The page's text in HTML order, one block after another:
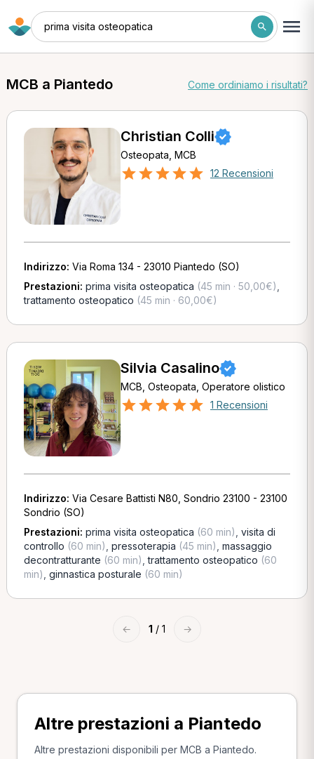
prima visita osteopatica
MCB a Piantedo Come ordiniamo i risultati?
Christian Colli
Osteopata, MCB
12 Recensioni
Indirizzo: Via Roma 134 - 23010 Piantedo (SO)
Prestazioni: prima visita osteopatica (45 min · 50,00€)
trattamento osteopatico (45 min · 60,00€)
Silvia Casalino
MCB, Osteopata, Operatore olistico
1 Recensioni
Indirizzo: Via Cesare Battisti N80, Sondrio 23100 - 23100
Sondrio (SO)
Prestazioni: prima visita osteopatica (60 min) visita di
controllo (60 min) pressoterapia (45 min) massaggio
decontratturante (60 min) ,trattamento osteopatico (60
min) ginnastica posturale (60 min)
← 1 / 1 →
Altre prestazioni a Piantedo
Altre prestazioni disponibili per MCB a Piantedo.